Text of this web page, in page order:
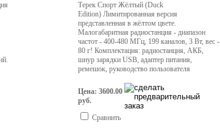
Терек Спорт Жёлтый (Duck
Edition) Лимитированная версия
представленная в жёлтом цвете.
Малогабаритная радиостанция - диапазон
частот - 400-480 МГц, 199 каналов, 3 Вт, вес -
80 г! Комплектация: радиостанция, АКБ,
шнур зарядки USB, адаптер питания,
ремешок, руководство пользователя
Цена: 3600.00
руб.
Сравнить